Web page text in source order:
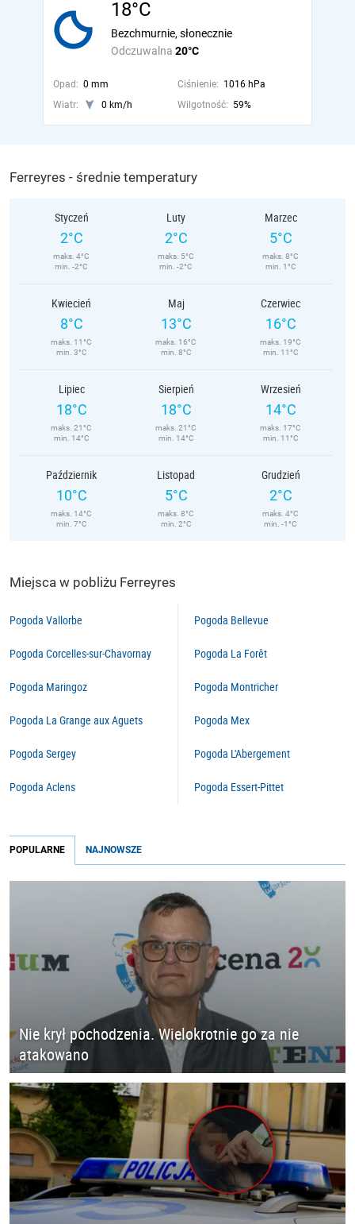
18°C
Odczuwalna 20°C
Bezchmurnie, słonecznie
Opad: 0 mm Ciśnienie: 1016 hPa
Wiatr:
0 km/h Wilgotność: 59%
Ferreyres - średnie temperatury
Styczeń
2°C
maks. 4°C
min. -2°C
Luty
2°C
maks. 5°C
min. -2°C
Marzec
5°C
maks. 8°C
min. 1°C
Kwiecień
8°C
maks. 11°C
min. 3°C
Maj
13°C
maks. 16°C
min. 8°C
Czerwiec
16°C
maks. 19°C
min. 11°C
Lipiec
18°C
maks. 21°C
min. 14°C
Sierpień
18°C
maks. 21°C
min. 14°C
Wrzesień
14°C
maks. 17°C
min. 11°C
Październik
10°C
maks. 14°C
min. 7°C
Listopad
5°C
maks. 8°C
min. 2°C
Grudzień
2°C
maks. 4°C
min. -1°C
Miejsca w pobliżu Ferreyres
Pogoda Vallorbe
Pogoda Corcelles-sur-Chavornay
Pogoda Maringoz
Pogoda La Grange aux Aguets
Pogoda Sergey
Pogoda Aclens
Pogoda Bellevue
Pogoda La Forêt
Pogoda Montricher
Pogoda Mex
Pogoda L'Abergement
Pogoda Essert-Pittet
POPULARNE NAJNOWSZE
Nie krył pochodzenia. Wielokrotnie go za nie
atakowano